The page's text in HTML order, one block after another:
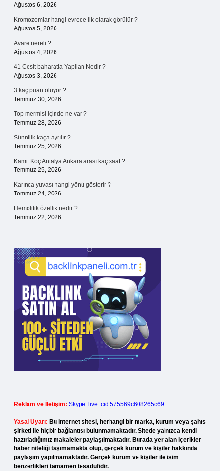
Ağustos 6, 2026
Kromozomlar hangi evrede ilk olarak görülür ?
Ağustos 5, 2026
Avare nereli ?
Ağustos 4, 2026
41 Cesit baharatla Yapilan Nedir ?
Ağustos 3, 2026
3 kaç puan oluyor ?
Temmuz 30, 2026
Top mermisi içinde ne var ?
Temmuz 28, 2026
Sünnilik kaça ayrılır ?
Temmuz 25, 2026
Kamil Koç Antalya Ankara arası kaç saat ?
Temmuz 25, 2026
Karınca yuvası hangi yönü gösterir ?
Temmuz 24, 2026
Hemolitik özellik nedir ?
Temmuz 22, 2026
Reklam ve İletişim: Skype: live:.cid.575569c608265c69
Yasal Uyarı: Bu internet sitesi, herhangi bir marka, kurum veya şahıs
şirketi ile hiçbir bağlantısı bulunmamaktadır. Sitede yalnızca kendi
hazırladığımız makaleler paylaşılmaktadır. Burada yer alan içerikler
haber niteliği taşımamakta olup, gerçek kurum ve kişiler hakkında
paylaşım yapılmamaktadır. Gerçek kurum ve kişiler ile isim
benzerlikleri tamamen tesadüfidir.